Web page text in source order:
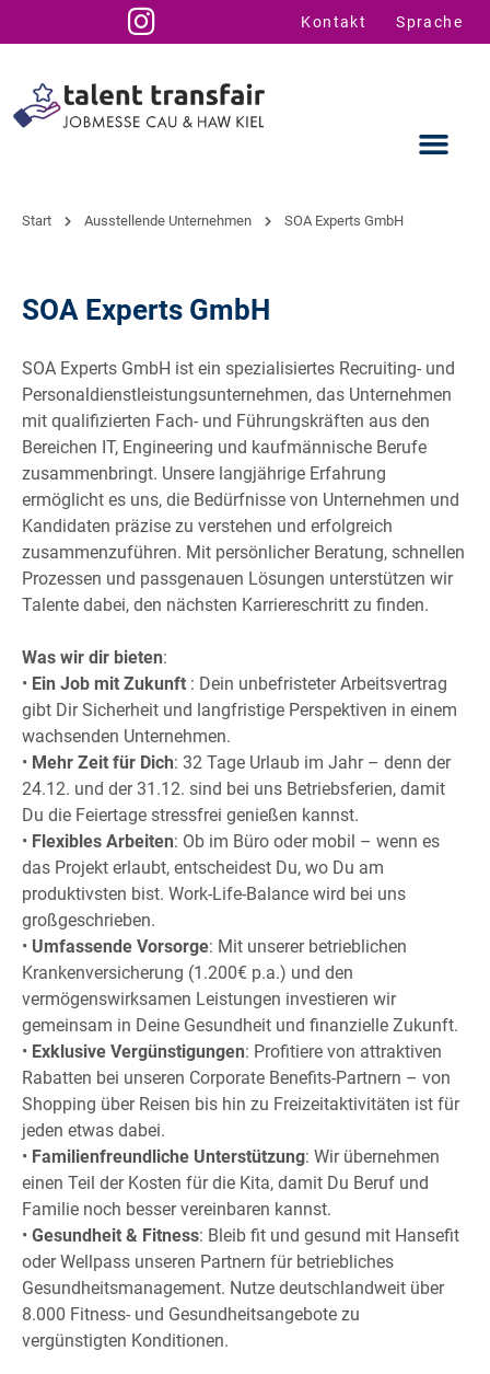
Kontakt Sprache
Start Ausstellende Unternehmen SOA Experts GmbH
SOA Experts GmbH
SOA Experts GmbH ist ein spezialisiertes Recruiting- und
Personaldienstleistungsunternehmen, das Unternehmen
mit qualifizierten Fach- und Führungskräften aus den
Bereichen IT, Engineering und kaufmännische Berufe
zusammenbringt. Unsere langjährige Erfahrung
ermöglicht es uns, die Bedürfnisse von Unternehmen und
Kandidaten präzise zu verstehen und erfolgreich
zusammenzuführen. Mit persönlicher Beratung, schnellen
Prozessen und passgenauen Lösungen unterstützen wir
Talente dabei, den nächsten Karriereschritt zu finden.
Was wir dir bieten:
• Ein Job mit Zukunft : Dein unbefristeter Arbeitsvertrag
gibt Dir Sicherheit und langfristige Perspektiven in einem
wachsenden Unternehmen.
• Mehr Zeit für Dich: 32 Tage Urlaub im Jahr – denn der
24.12. und der 31.12. sind bei uns Betriebsferien, damit
Du die Feiertage stressfrei genießen kannst.
• Flexibles Arbeiten: Ob im Büro oder mobil – wenn es
das Projekt erlaubt, entscheidest Du, wo Du am
produktivsten bist. Work-Life-Balance wird bei uns
großgeschrieben.
• Umfassende Vorsorge: Mit unserer betrieblichen
Krankenversicherung (1.200€ p.a.) und den
vermögenswirksamen Leistungen investieren wir
gemeinsam in Deine Gesundheit und finanzielle Zukunft.
• Exklusive Vergünstigungen: Profitiere von attraktiven
Rabatten bei unseren Corporate Benefits-Partnern – von
Shopping über Reisen bis hin zu Freizeitaktivitäten ist für
jeden etwas dabei.
• Familienfreundliche Unterstützung: Wir übernehmen
einen Teil der Kosten für die Kita, damit Du Beruf und
Familie noch besser vereinbaren kannst.
• Gesundheit & Fitness: Bleib fit und gesund mit Hansefit
oder Wellpass unseren Partnern für betriebliches
Gesundheitsmanagement. Nutze deutschlandweit über
8.000 Fitness- und Gesundheitsangebote zu
vergünstigten Konditionen.